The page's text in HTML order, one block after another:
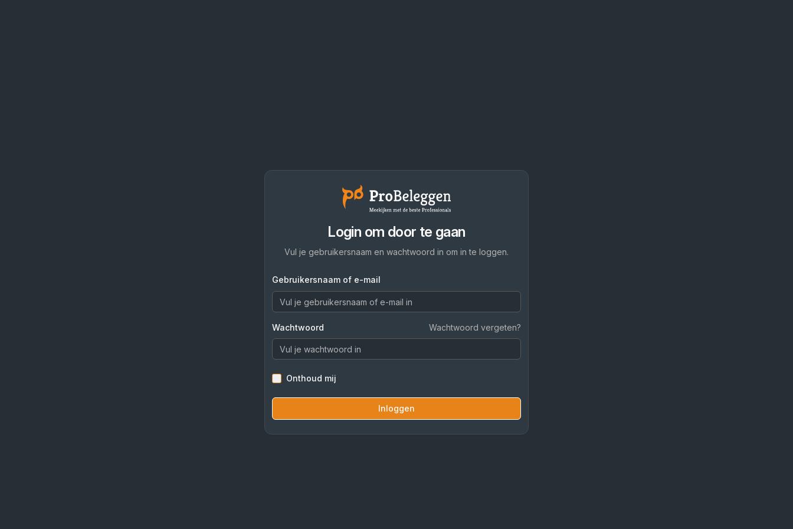
Login om door te gaan
Vul je gebruikersnaam en wachtwoord in om in te loggen.
Gebruikersnaam of e-mail
Wachtwoord Wachtwoord vergeten?
Onthoud mij
Inloggen